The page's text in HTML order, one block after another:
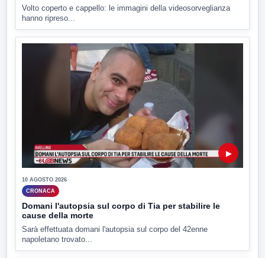
Volto coperto e cappello: le immagini della videosorveglianza
hanno ripreso...
▶
10 AGOSTO 2026
CRONACA
Domani l'autopsia sul corpo di Tia per stabilire le
cause della morte
Sarà effettuata domani l'autopsia sul corpo del 42enne
napoletano trovato...